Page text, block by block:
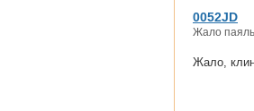
0052JD
Жало
Жало,